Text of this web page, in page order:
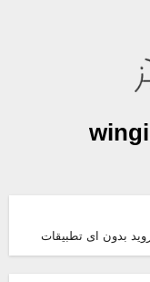
بدون اى تطبيقات